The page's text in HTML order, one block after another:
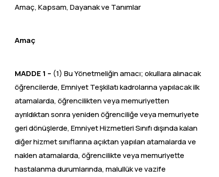
Amaç, Kapsam, Dayanak ve Tanımlar
Amaç
MADDE 1 – (1) Bu Yönetmeliğin amacı; okullara alınacak
öğrencilerde, Emniyet Teşkilatı kadrolarına yapılacak ilk
atamalarda, öğrencilikten veya memuriyetten
ayrıldıktan sonra yeniden öğrenciliğe veya memuriyete
geri dönüşlerde, Emniyet Hizmetleri Sınıfı dışında kalan
diğer hizmet sınıflarına açıktan yapılan atamalarda ve
naklen atamalarda, öğrencilikte veya memuriyette
hastalanma durumlarında, malullük ve vazife